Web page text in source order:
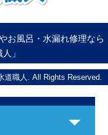
お風呂・水漏れ修理なら
」
道職人. All Rights Reserved.